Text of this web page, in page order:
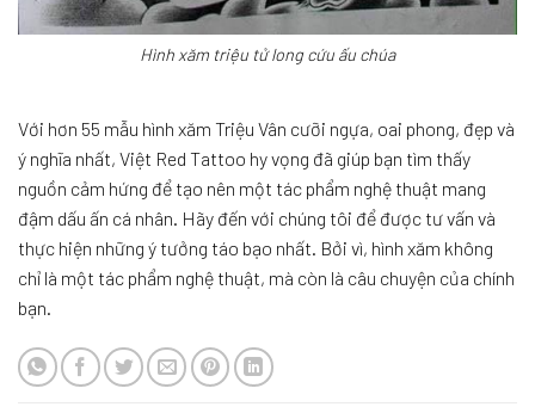
Hình xăm triệu tử long cứu ấu chúa
Với hơn 55 mẫu hình xăm Triệu Vân cưỡi ngựa, oai phong, đẹp và
ý nghĩa nhất, Việt Red Tattoo hy vọng đã giúp bạn tìm thấy
nguồn cảm hứng để tạo nên một tác phẩm nghệ thuật mang
đậm dấu ấn cá nhân. Hãy đến với chúng tôi để được tư vấn và
thực hiện những ý tưởng táo bạo nhất. Bởi vì, hình xăm không
chỉ là một tác phẩm nghệ thuật, mà còn là câu chuyện của chính
bạn.